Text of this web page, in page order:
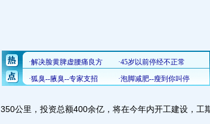
350公里，投资总额400余亿，将在今年内开工建设，工